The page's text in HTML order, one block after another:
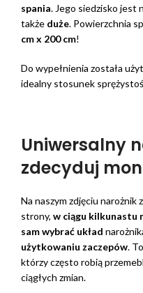
spania. Jego siedzisko jest
także duże. Powierzchnia
cm x 200 cm!
Do wypełnienia została
idealny stosunek
Uniwersalny
zdecyduj
Na naszym zdjęciu
strony, w ciągu kilkunastu
sam wybrać układ
użytkowaniu zaczepów.
którzy często robią
ciągłych zmian.